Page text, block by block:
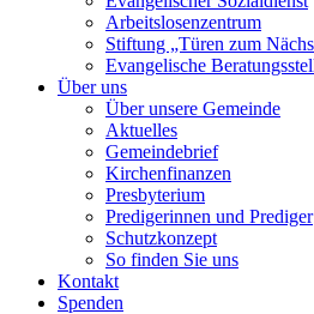
Arbeitslosenzentrum
Stiftung „Türen zum
Evangelische
Über uns
Über unsere Gemeinde
Aktuelles
Gemeindebrief
Kirchenfinanzen
Presbyterium
Predigerinnen und Prediger
Schutzkonzept
So finden Sie uns
Kontakt
Spenden